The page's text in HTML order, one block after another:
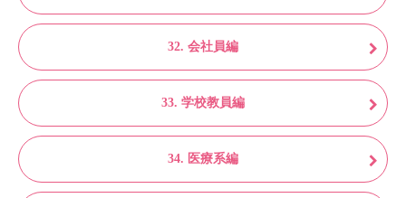
32. 会社員編
33. 学校教員編
34. 医療系編